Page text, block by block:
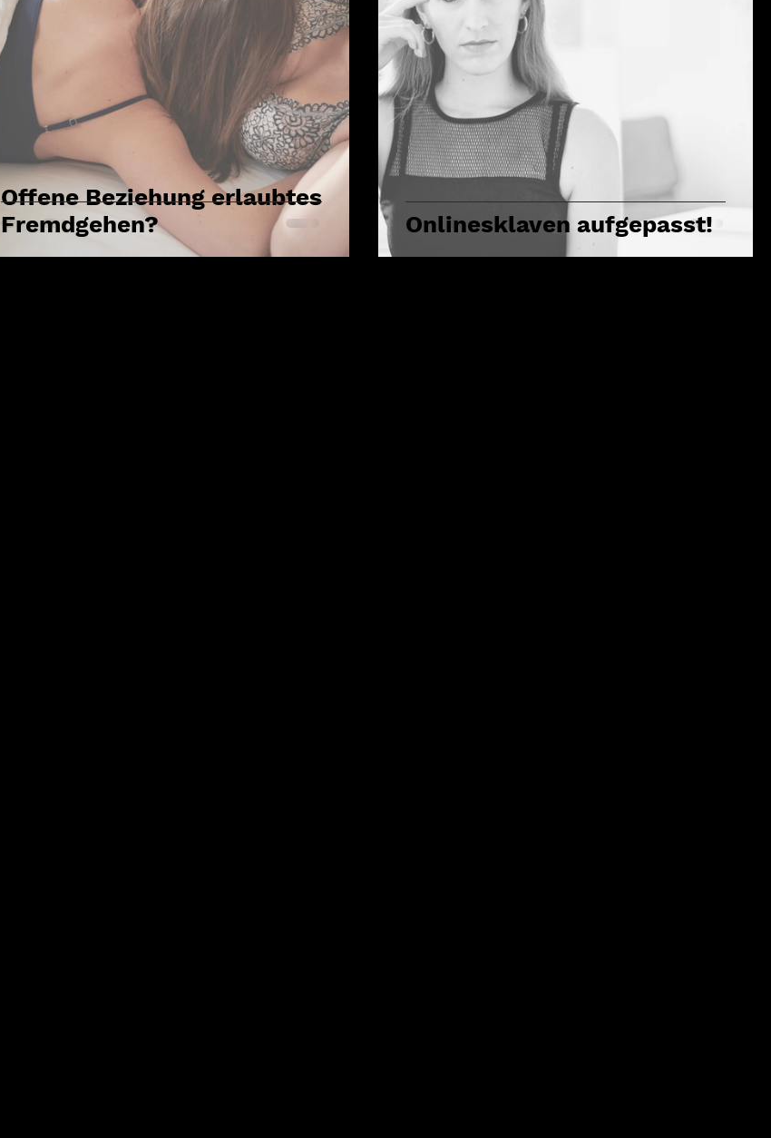
Offene Beziehung erlaubtes
Fremdgehen?
Onlinesklaven aufgepasst!